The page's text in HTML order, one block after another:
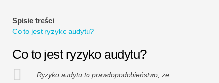
Spisie treści
Co to jest ryzyko audytu?
Co to jest ryzyko audytu?
Ryzyko audytu to prawdopodobieństwo, że